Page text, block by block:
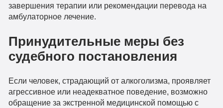
завершения терапии или рекомендации перевода на
амбулаторное лечение.
Принудительные меры без
судебного постановления
Если человек, страдающий от алкоголизма, проявляет
агрессивное или неадекватное поведение, возможно
обращение за экстренной медицинской помощью с